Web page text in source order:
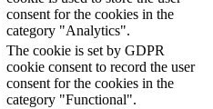
consent for the cookies in the
category "Analytics".
The cookie is set by GDPR
cookie consent to record the user
consent for the cookies in the
category "Functional".